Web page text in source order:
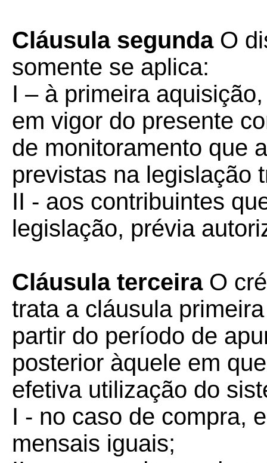
Cláusula segunda O
somente se aplica:
I – à primeira
em vigor do presente
de monitoramento que
previstas na legislação
II - aos contribuintes
legislação, prévia
Cláusula terceiraO
trata a cláusula
partir do período de
posterior àquele em
efetiva utilização do
I - no caso de compra,
mensais iguais;